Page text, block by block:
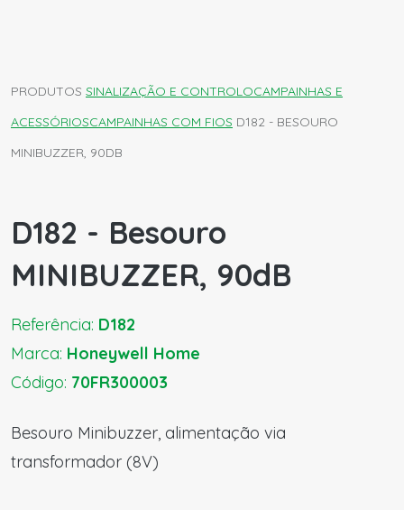
PRODUTOS SINALIZAÇÃO E CONTROLOCAMPAINHAS E
ACESSÓRIOSCAMPAINHAS COM FIOS D182 - BESOURO
MINIBUZZER, 90DB
D182 - Besouro
MINIBUZZER, 90dB
Referência: D182
Marca: Honeywell Home
Código: 70FR300003
Besouro Minibuzzer, alimentação via
transformador (8V)